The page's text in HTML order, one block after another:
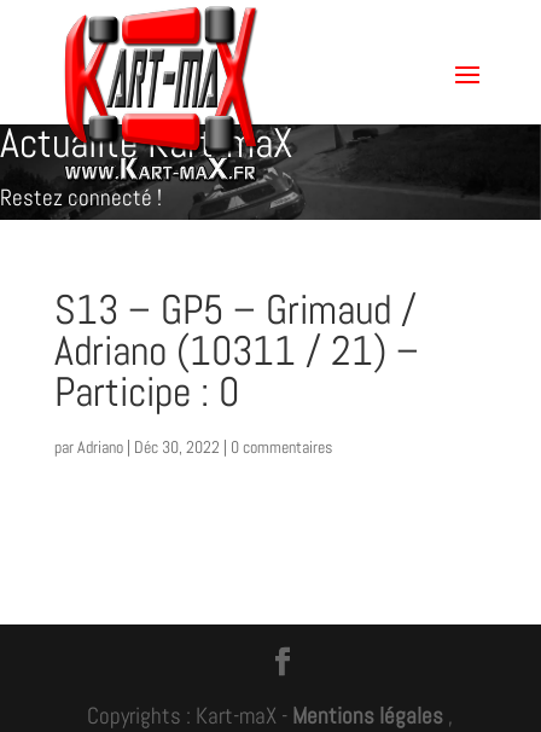
Actualité Kart-maX
Restez connecté !
S13 – GP5 – Grimaud /
Adriano (10311 / 21) –
Participe : 0
parAdriano| Déc 30, 2022 | 0 commentaires
Copyrights : Kart-maX - Mentions légales ,